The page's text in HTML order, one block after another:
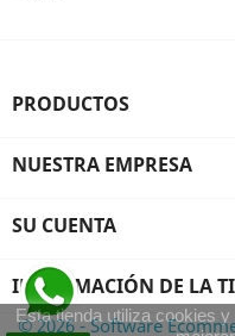
PRODUCTOS
NUESTRA EMPRESA
SU CUENTA
INFORMACIÓN DE LA
Esta tienda utiliza cookies
© 2026 - Software